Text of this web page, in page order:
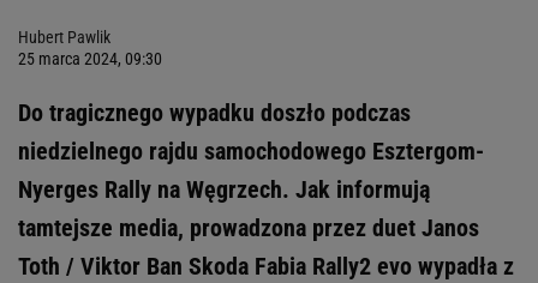
Hubert Pawlik
25 marca 2024, 09:30
Do tragicznego wypadku doszło podczas
niedzielnego rajdu samochodowego Esztergom-
Nyerges Rally na Węgrzech. Jak informują
tamtejsze media, prowadzona przez duet Janos
Toth / Viktor Ban Skoda Fabia Rally2 evo wypadła z